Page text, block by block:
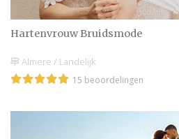
Hartenvrouw Bruidsmode
Almere / Landelijk
15 beoordelingen